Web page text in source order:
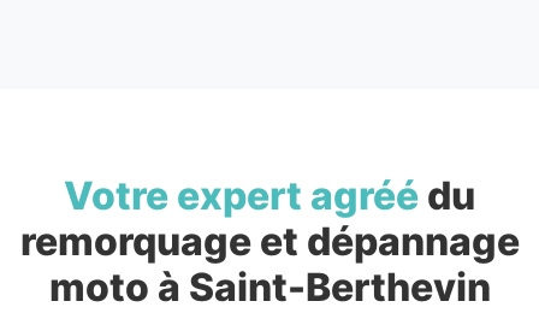
Votre expert agréé du
remorquage et dépannage
moto à Saint-Berthevin